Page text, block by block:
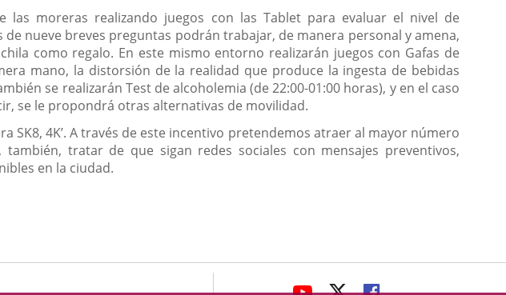
moreras realizando juegos con las Tablet para evaluar el nivel de
nueve breves preguntas podrán trabajar, de manera personal y amena,
como regalo. En este mismo entorno realizarán juegos con Gafas de
mano, la distorsión de la realidad que produce la ingesta de bebidas
se realizarán Test de alcoholemia (de 22:00-01:00 horas), y en el caso
se le propondrá otras alternativas de movilidad.
SK8, 4K’. A través de este incentivo pretendemos atraer al mayor número
tratar de que sigan redes sociales con mensajes preventivos,
en la ciudad.
avaHeaderSocial LINK LINKLINK